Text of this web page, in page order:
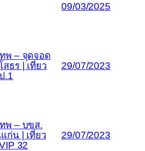
09/03/2025
ทพ – จุดจอด
ธร | เที่ยว
.1
29/07/2023
ทพ – บขส.
ก่น | เที่ยว
32
29/07/2023